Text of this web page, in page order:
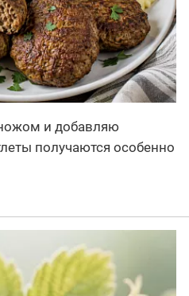
и добавляю
получаются особенно